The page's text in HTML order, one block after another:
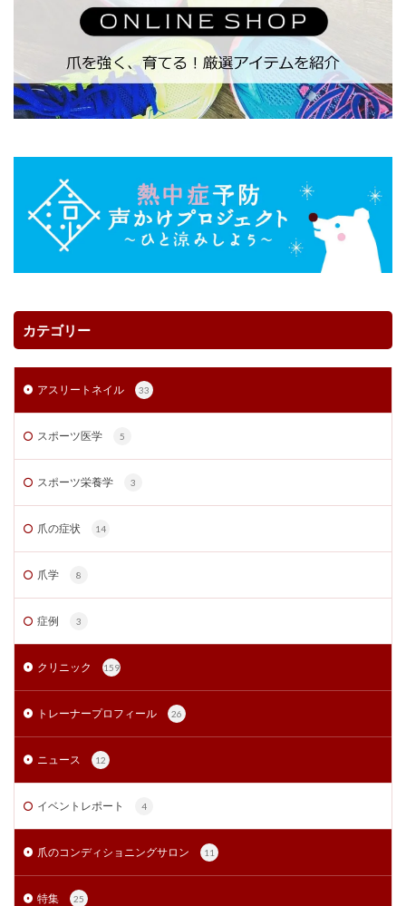
カテゴリー
アスリートネイル 33
スポーツ医学 5
スポーツ栄養学 3
爪の症状 14
爪学 8
症例 3
クリニック 159
トレーナープロフィール 26
ニュース 12
イベントレポート 4
爪のコンディショニングサロン 11
特集 25